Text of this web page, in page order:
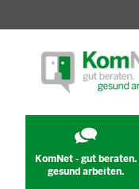
KomNet - gut beraten.
gesund arbeiten.